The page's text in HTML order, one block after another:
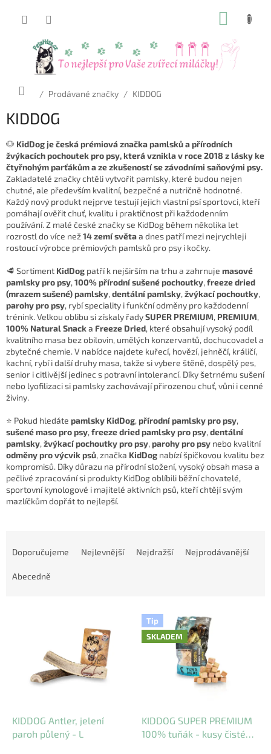
Domů
/ Prodávané značky / KIDDOG
KIDDOG
🐶 KidDog je česká prémiová značka pamlsků a přírodních
žvýkacích pochoutek pro psy, která vznikla v roce 2018 z lásky ke
čtyřnohým parťákům a ze zkušeností se závodními saňovými psy.
Zakladatelé značky chtěli vytvořit pamlsky, které budou nejen
chutné, ale především kvalitní, bezpečné a nutričně hodnotné.
Každý nový produkt nejprve testují jejich vlastní psí sportovci, kteří
pomáhají ověřit chuť, kvalitu i praktičnost při každodenním
používání. Z malé české značky se KidDog během několika let
rozrostl do více než14 zemí světaa dnes patří mezi nejrychleji
rostoucí výrobce prémiových pamlsků pro psy i kočky.
🥩 Sortiment KidDog patří k nejširším na trhu a zahrnuje masové
pamlsky pro psy, 100% přírodní sušené pochoutky, freeze dried
(mrazem sušené) pamlsky, dentální pamlsky, žvýkací pochoutky,
parohy pro psy, rybí speciality i funkční odměny pro každodenní
trénink. Velkou oblibu si získaly řadySUPER PREMIUM, PREMIUM,
100% Natural Snacka Freeze Dried, které obsahují vysoký podíl
kvalitního masa bez obilovin, umělých konzervantů, dochucovadel a
zbytečné chemie. V nabídce najdete kuřecí, hovězí, jehněčí, králičí,
kachní, rybí i další druhy masa, takže si vybere štěně, dospělý pes,
senior i citlivější jedinec s potravní intolerancí. Díky šetrnému sušení
nebo lyofilizaci si pamlsky zachovávají přirozenou chuť, vůni i cenné
živiny.
⭐ Pokud hledáte pamlsky KidDog, přírodní pamlsky pro psy,
sušené maso pro psy, freeze dried pamlsky pro psy, dentální
pamlsky, žvýkací pochoutky pro psy, parohy pro psy nebo kvalitní
odměny pro výcvik psů, značka KidDog nabízí špičkovou kvalitu bez
kompromisů. Díky důrazu na přírodní složení, vysoký obsah masa a
pečlivé zpracování si produkty KidDog oblíbili běžní chovatelé,
sportovní kynologové i majitelé aktivních psů, kteří chtějí svým
mazlíčkům dopřát to nejlepší.
Doporučujeme Nejlevnější Nejdražší Nejprodávanější
Abecedně
KIDDOG Antler, jelení
paroh půlený - L
Tip
SKLADEM
KIDDOG SUPER PREMIUM
100% tuňák - kusy čistého